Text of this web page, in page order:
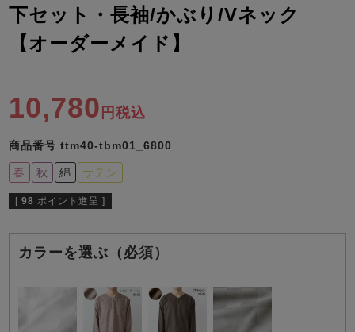
売れ筋ランキング
ガールズ上着
単品
ガールズズボ
ン単品
ボーイズ上着
ボーイズズボ
下セット・長袖/かぶり/Vネック
【オーダーメイド】
10,780 税込
商品番号 ttm40-tbm01_6800
春 秋 綿 サテン
[ 98 ポイント進呈 ]
カラーを選ぶ（必須）